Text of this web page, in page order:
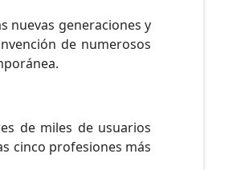
nuevas generaciones y
de numerosos
de miles de usuarios
cinco profesiones más